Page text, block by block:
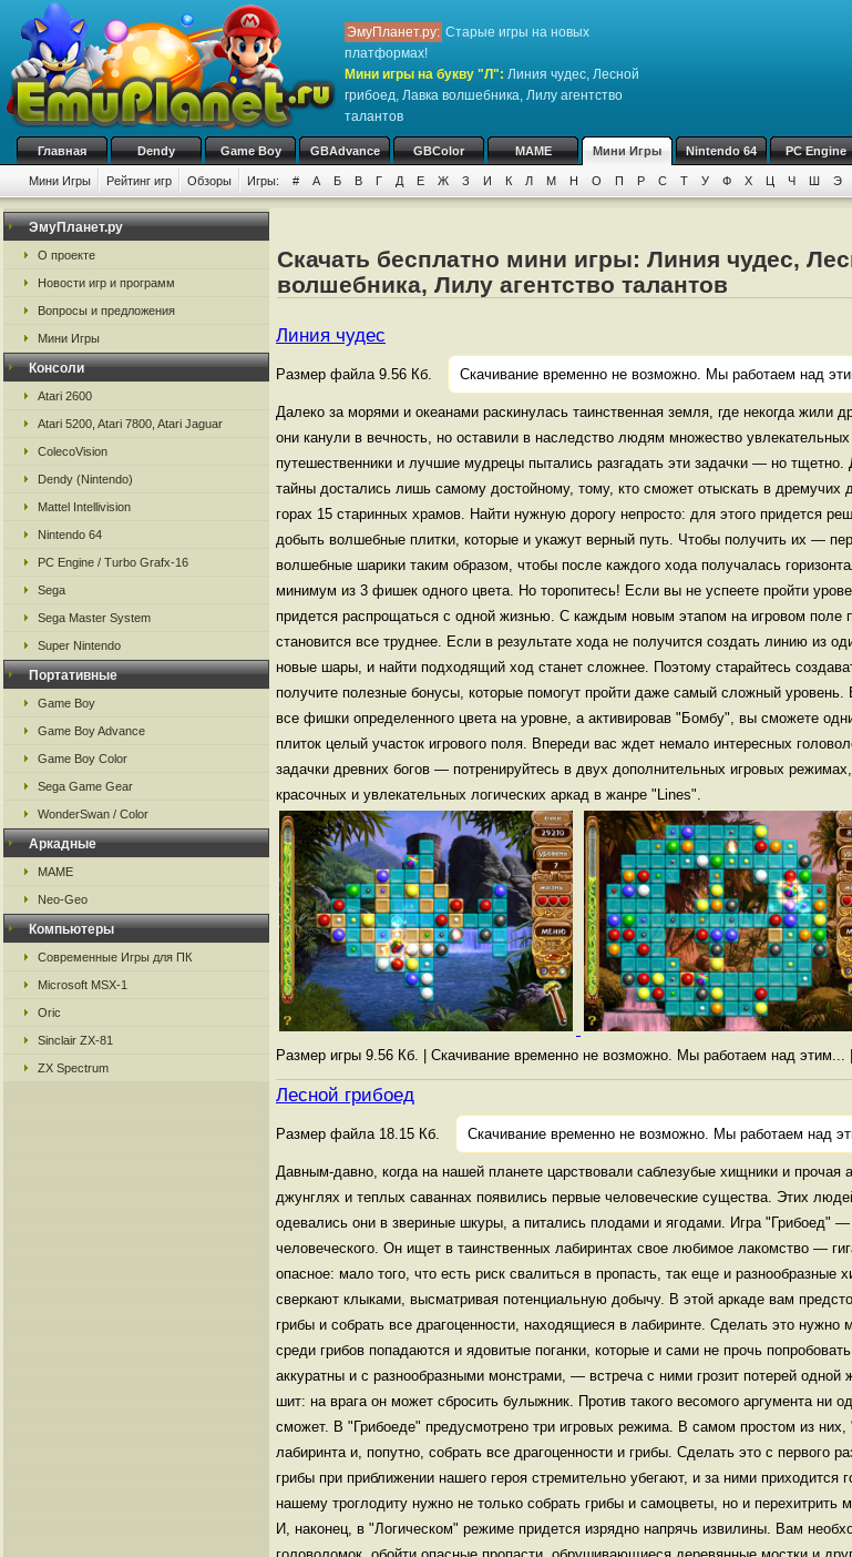
ЭмуПланет.ру: Старые игры на новых
платформах!
Мини игры на букву "Л": Линия чудес, Лесной
грибоед, Лавка волшебника, Лилу агентство
талантов
Главная Dendy Game Boy GBAdvance GBColor MAME Мини Игры Nintendo 64 PC Engine
Мини Игры Рейтинг игр Обзоры Игры: # А Б В Г Д Е Ж З И К Л М Н О П Р С Т У Ф Х Ц Ч Ш Э
ЭмуПланет.ру
О проекте
Новости игр и программ
Вопросы и предложения
Мини Игры
Консоли
Atari 2600
Atari 5200, Atari 7800, Atari Jaguar
ColecoVision
Dendy (Nintendo)
Mattel Intellivision
Nintendo 64
PC Engine / Turbo Grafx-16
Sega
Sega Master System
Super Nintendo
Портативные
Game Boy
Game Boy Advance
Game Boy Color
Sega Game Gear
WonderSwan / Color
Аркадные
MAME
Neo-Geo
Компьютеры
Современные Игры для ПК
Microsoft MSX-1
Oric
Sinclair ZX-81
ZX Spectrum
Скачать бесплатно мини игры: Линия чудес,
волшебника, Лилу агентство талантов
Линия чудес
Размер файла 9.56 Кб. Скачивание временно не возможно. Мы работаем над
Далеко за морями и океанами раскинулась таинственная земля, где некогда жили
они канули в вечность, но оставили в наследство людям множество
путешественники и лучшие мудрецы пытались разгадать эти задачки — но тщетно.
тайны достались лишь самому достойному, тому, кто сможет отыскать в дремучих
горах 15 старинных храмов. Найти нужную дорогу непросто: для этого придется
добыть волшебные плитки, которые и укажут верный путь. Чтобы получить их —
волшебные шарики таким образом, чтобы после каждого хода получалась
минимум из 3 фишек одного цвета. Но торопитесь! Если вы не успеете пройти
придется распрощаться с одной жизнью. С каждым новым этапом на игровом поле
становится все труднее. Если в результате хода не получится создать линию из
новые шары, и найти подходящий ход станет сложнее. Поэтому старайтесь
получите полезные бонусы, которые помогут пройти даже самый сложный
все фишки определенного цвета на уровне, а активировав "Бомбу", вы сможете
плиток целый участок игрового поля. Впереди вас ждет немало интересных
задачки древних богов — потренируйтесь в двух дополнительных игровых
красочных и увлекательных логических аркад в жанре "Lines".
Размер игры 9.56 Кб. | Скачивание временно не возможно. Мы работаем над этим... |
Лесной грибоед
Размер файла 18.15 Кб. Скачивание временно не возможно. Мы работаем над
Давным-давно, когда на нашей планете царствовали саблезубые хищники и
джунглях и теплых саваннах появились первые человеческие существа. Этих
одевались они в звериные шкуры, а питались плодами и ягодами. Игра "Грибоед"
человеческого. Он ищет в таинственных лабиринтах свое любимое лакомство —
опасное: мало того, что есть риск свалиться в пропасть, так еще и разнообразные
сверкают клыками, высматривая потенциальную добычу. В этой аркаде вам
грибы и собрать все драгоценности, находящиеся в лабиринте. Сделать это
среди грибов попадаются и ядовитые поганки, которые и сами не прочь
аккуратны и с разнообразными монстрами, — встреча с ними грозит потерей
шит: на врага он может сбросить булыжник. Против такого весомого аргумента ни
сможет. В "Грибоеде" предусмотрено три игровых режима. В самом простом из
лабиринта и, попутно, собрать все драгоценности и грибы. Сделать это с первого
грибы при приближении нашего героя стремительно убегают, и за ними
нашему троглодиту нужно не только собрать грибы и самоцветы, но и
И, наконец, в "Логическом" режиме придется изрядно напрячь извилины. Вам